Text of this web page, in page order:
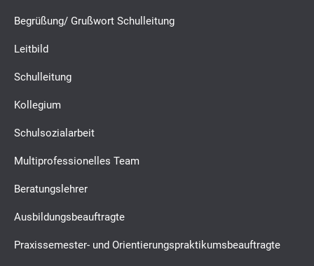
Begrüßung/ Grußwort Schulleitung
Leitbild
Schulleitung
Kollegium
Schulsozialarbeit
Multiprofessionelles Team
Beratungslehrer
Ausbildungsbeauftragte
Praxissemester- und Orientierungspraktikumsbeauftragte